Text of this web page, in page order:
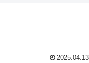
2025.04.13